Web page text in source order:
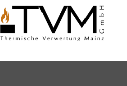
Vai al contenuto
Alla
pagina
iniziale